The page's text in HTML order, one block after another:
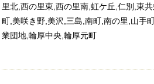
里北,西の里東,西の里南,虹ケ丘,仁別,東
町,美咲き野,美沢,三島,南町,南の里,山手
業団地,輪厚中央,輪厚元町